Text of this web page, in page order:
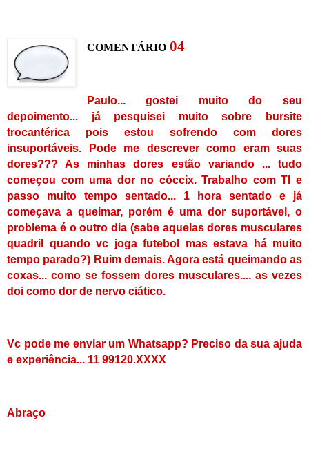
COMENTÁRIO 04
Paulo... gostei muito do seu
depoimento... já pesquisei muito sobre bursite
trocantérica pois estou sofrendo com dores
insuportáveis. Pode me descrever como eram suas
dores??? As minhas dores estão variando ... tudo
começou com uma dor no cóccix. Trabalho com TI e
passo muito tempo sentado... 1 hora sentado e já
começava a queimar, porém é uma dor suportável, o
problema é o outro dia (sabe aquelas dores musculares
quadril quando vc joga futebol mas estava há muito
tempo parado?) Ruim demais. Agora está queimando as
coxas... como se fossem dores musculares.... as vezes
doi como dor de nervo ciático.
Vc pode me enviar um Whatsapp? Preciso da sua ajuda
e experiência... 11 99120.XXXX
Abraço